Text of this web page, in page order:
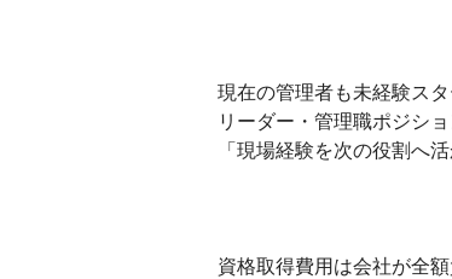
現在の管理者も未経験ス
リーダー・管理職ポジシ
「現場経験を次の役割へ
資格取得費用は会社が全